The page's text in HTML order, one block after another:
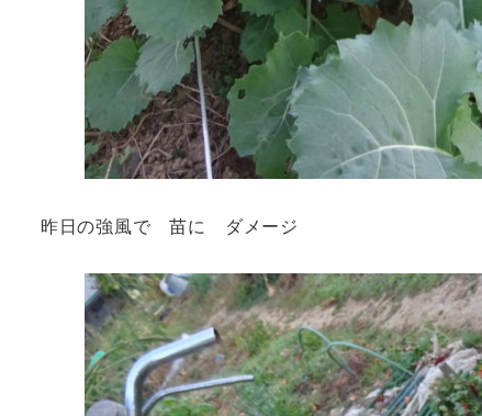
昨日の強風で 苗に ダメージ